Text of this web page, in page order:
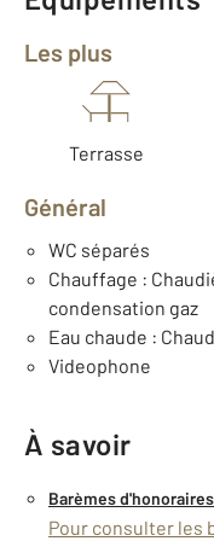
Les plus
Terrasse
Général
WC séparés
Chauffage :
condensation gaz
Eau chaude :
Videophone
À savoir
Barèmes
Pour consulter les